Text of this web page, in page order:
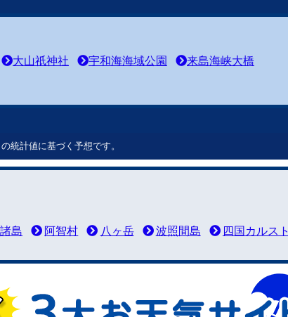
大山祇神社 宇和海海域公園
来島海峡大橋
統計値に基づく予想です。
島 阿智村 八ヶ岳 波照間島 四国カルスト